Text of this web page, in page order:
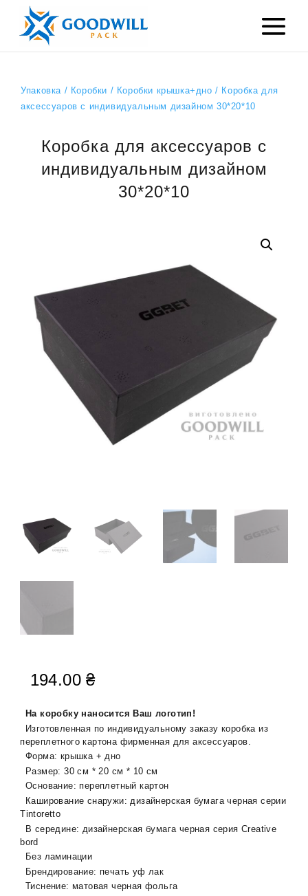
Упаковка/ Коробки / Коробки крышка+дно / Коробка для
аксессуаров с индивидуальным дизайном 30*20*10
Коробка для аксессуаров с
индивидуальным дизайном
30*20*10
194.00₴
На коробку наносится Ваш логотип!
Изготовленная по индивидуальному заказу коробка из
переплетного картона фирменная для аксессуаров.
Форма: крышка + дно
Размер: 30 см * 20 см * 10 см
Основание: переплетный картон
Каширование снаружи: дизайнерская бумага черная серии
Tintoretto
В середине: дизайнерская бумага черная серия Creative
bord
Без ламинации
Брендирование: печать уф лак
Тиснение: матовая черная фольга